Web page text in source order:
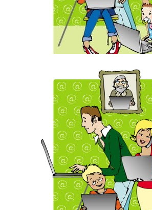
M
,
Ο
Υ
Ο
Ι
Σ
Τ
Ή
Σ
Κ
Τ
Ο
Ν
Τ
Ε
Ρ
Ν
Ε
Τ